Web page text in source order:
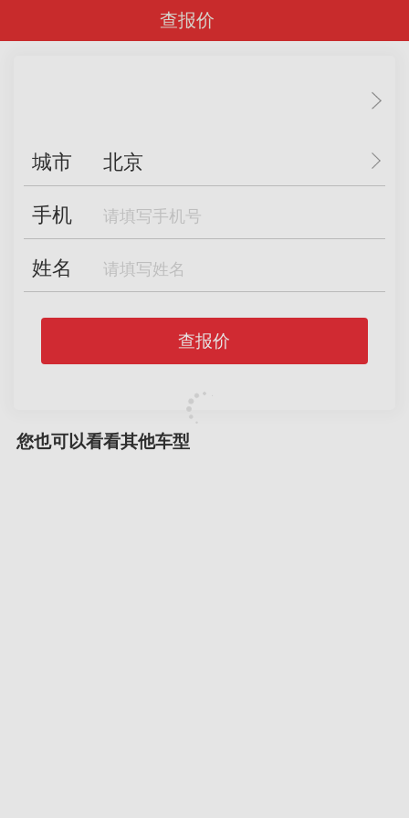
查报价
城市 北京
手机
姓名
查报价
您也可以看看其他车型